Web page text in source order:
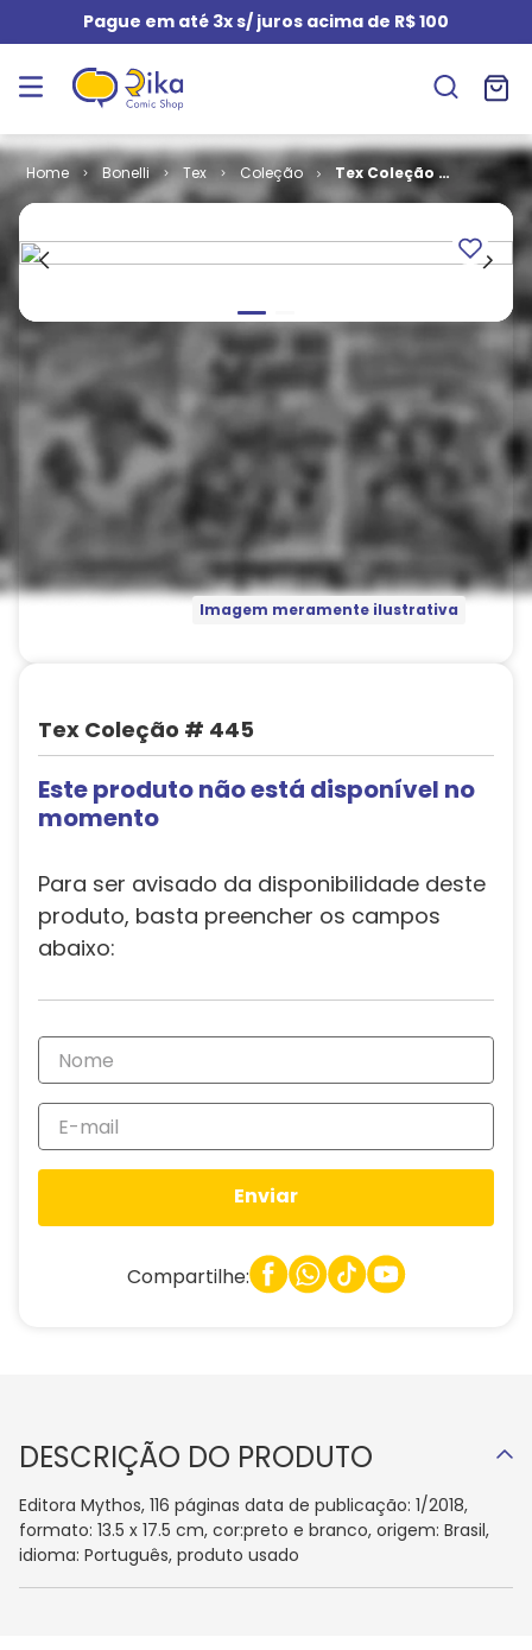
Pague em até 3x s/ juros acima de R$ 100
Bonelli Tex Coleção
Tex Coleção #
445
Imagem meramente ilustrativa
Tex Coleção # 445
Este produto não está disponível no
momento
Para ser avisado da disponibilidade deste
produto, basta preencher os campos
abaixo:
Enviar
Compartilhe:
DESCRIÇÃO DO PRODUTO
Editora Mythos, 116 páginas data de publicação: 1/2018,
formato: 13.5 x 17.5 cm, cor:preto e branco, origem: Brasil,
idioma: Português, produto usado